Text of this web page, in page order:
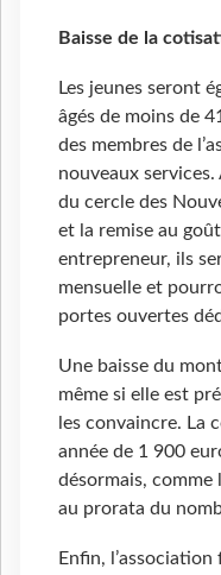
Baisse de la
Les jeunes seront
âgés de moins de
des membres de
nouveaux
du cercle des
et la remise au
entrepreneur, ils
mensuelle et
portes ouvertes
Une baisse du
même si elle est
les convaincre. La
année de 1 900
désormais,
au prorata du
Enfin,